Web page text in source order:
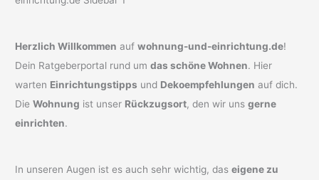
Herzlich Willkommen aufwohnung-und-einrichtung.de!
Dein Ratgeberportal rund umdas schöne Wohnen. Hier
warten Einrichtungstipps und Dekoempfehlungen auf dich.
DieWohnung ist unser Rückzugsort, den wir unsgerne
einrichten.
In unseren Augen ist es auch sehr wichtig, daseigene zu